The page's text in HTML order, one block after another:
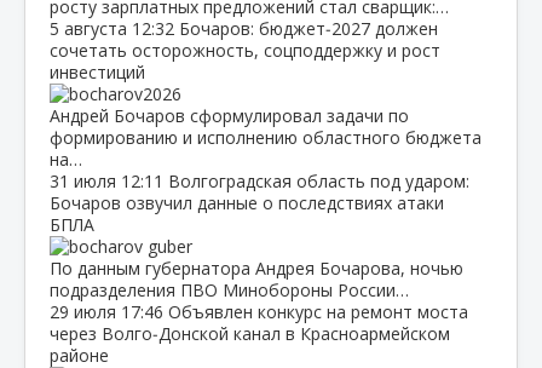
росту зарплатных предложений стал сварщик:…
5 августа 12:32 Бочаров: бюджет‑2027 должен
сочетать осторожность, соцподдержку и рост
инвестиций
Андрей Бочаров сформулировал задачи по
формированию и исполнению областного бюджета
на…
31 июля 12:11 Волгоградская область под ударом:
Бочаров озвучил данные о последствиях атаки
БПЛА
По данным губернатора Андрея Бочарова, ночью
подразделения ПВО Минобороны России…
29 июля 17:46 Объявлен конкурс на ремонт моста
через Волго‑Донской канал в Красноармейском
районе